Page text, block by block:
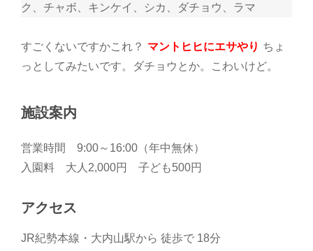
ク、チャボ、キンケイ、シカ、ダチョウ、ラマ
すごくないですかこれ？ マントヒヒにエサやり ちょ
っとしてみたいです。ダチョウとか。こわいけど。
施設案内
営業時間 9:00～16:00（年中無休）
入園料 大人2,000円 子ども500円
アクセス
JR紀勢本線・大内山駅から 徒歩で 18分